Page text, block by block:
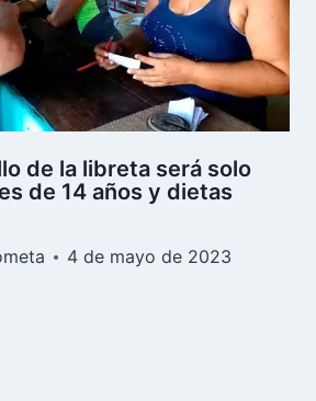
de la libreta será solo
de 14 años y dietas
4 de mayo de 2023